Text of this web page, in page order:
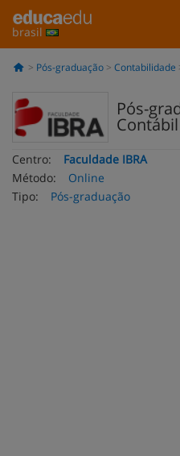
brasil
Pós-graduação Contabilidade
Pós-
Centro:
Faculdade IBRA
Método:
Online
Tipo:
Pós-graduação